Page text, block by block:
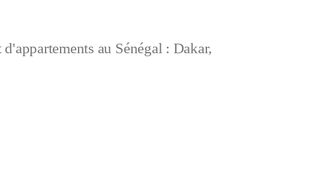
au Sénégal : Dakar,